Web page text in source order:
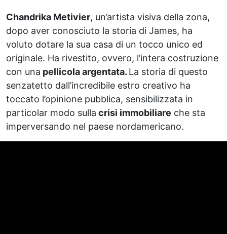
Chandrika Metivier, un’artista visiva della zona,
dopo aver conosciuto la storia di James, ha
voluto dotare la sua casa di un tocco unico ed
originale. Ha rivestito, ovvero, l’intera costruzione
con una pellicola argentata. La storia di questo
senzatetto dall’incredibile estro creativo ha
toccato l’opinione pubblica, sensibilizzata in
particolar modo sulla crisi immobiliare che sta
imperversando nel paese nordamericano.